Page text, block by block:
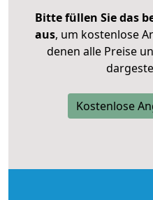
Bitte füllen Sie das
aus, um kostenlose
denen alle Preise
Kostenlose